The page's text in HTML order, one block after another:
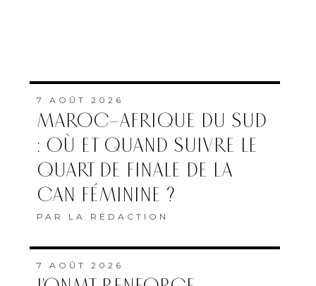
7 AOÛT 2026
MAROC–AFRIQUE DU SUD
: OÙ ET QUAND SUIVRE LE
QUART DE FINALE DE LA
CAN FÉMININE ?
PAR LA RÉDACTION
7 AOÛT 2026